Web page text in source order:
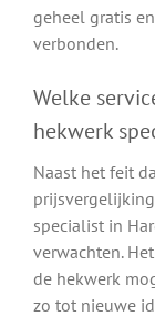
geheel gratis
verbonden.
Welke
hekwerk
Naast het feit
specialist in
verwachten.
de hekwerk
zo tot nieuwe